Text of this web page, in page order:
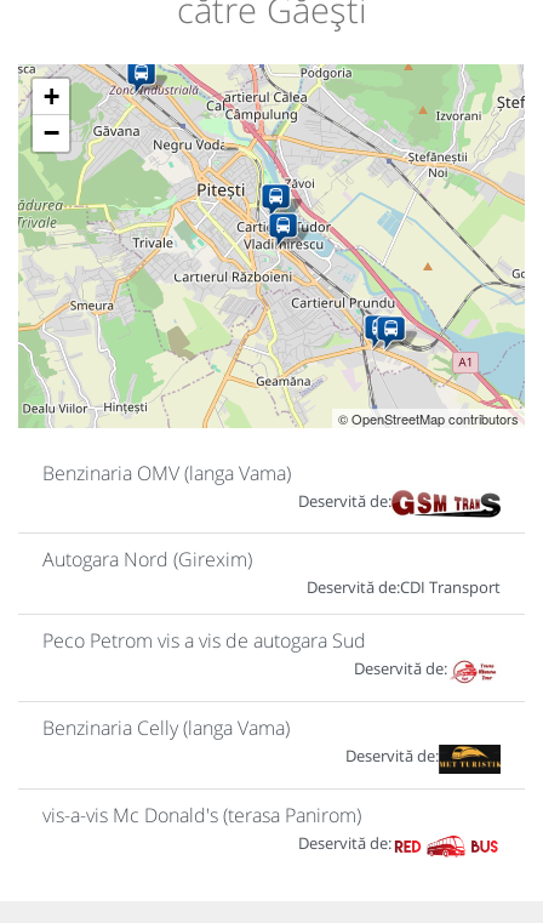
+
−
© OpenStreetMap contributors
Benzinaria OMV (langa Vama)
Deservită de:
Autogara Nord (Girexim)
Deservită de:CDI Transport
Peco Petrom vis a vis de autogara Sud
Deservită de:
Benzinaria Celly (langa Vama)
Deservită de:
vis-a-vis Mc Donald's (terasa Panirom)
Deservită de: